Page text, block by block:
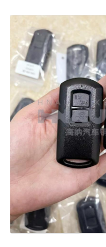
Filmy
O nas
Wycieczka po fabryce
Kontrola jakości
Skontaktuj się z nami
Aktualności
Wszystkie przypadki